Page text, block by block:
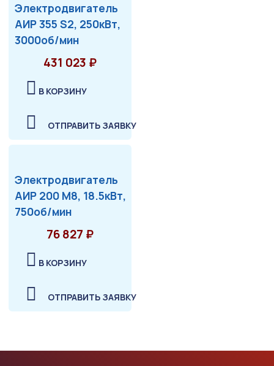
Электродвигатель
АИР 355 S2, 250кВт,
3000об/мин
431 023 ₽
В КОРЗИНУ
ОТПРАВИТЬ ЗАЯВКУ
Электродвигатель
АИР 200 М8, 18.5кВт,
750об/мин
76 827 ₽
В КОРЗИНУ
ОТПРАВИТЬ ЗАЯВКУ